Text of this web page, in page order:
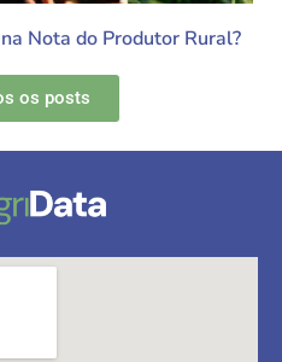
Nota do Produtor Rural?
os posts